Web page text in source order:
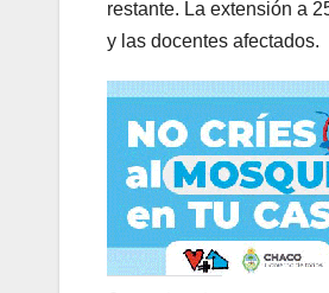
restante. La extensión a
y las docentes afectados.